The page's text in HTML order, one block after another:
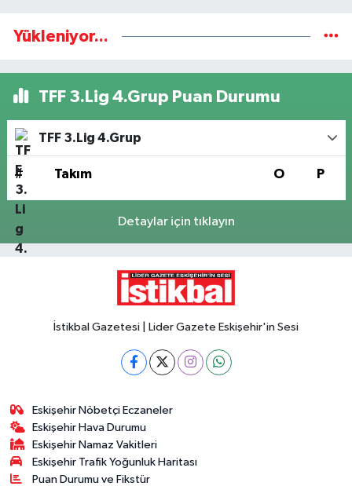
Yükleniyor...
TFF 3.Lig 4.Grup Puan Durumu
TFF 3.Lig 4.Grup
# Takım O P
Detaylar için tıklayın
İstikbal Gazetesi | Lider Gazete Eskişehir'in Sesi
Eskişehir Nöbetçi Eczaneler
Eskişehir Hava Durumu
Eskişehir Namaz Vakitleri
Eskişehir Trafik Yoğunluk Haritası
Puan Durumu ve Fikstür